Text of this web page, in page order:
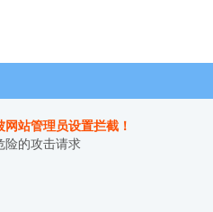
站管理员设置拦截！
险的攻击请求